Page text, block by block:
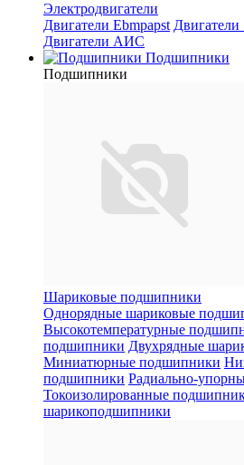
Электродвигатели
Двигатели Ebmpapst Двигатели
Двигатели АИС
Подшипники
Подшипники
Шариковые подшипники
Однорядные шариковые
Высокотемпературные
подшипники Двухрядные
Миниатюрные подшипники
подшипники Радиально-
Токоизолированные
шарикоподшипники